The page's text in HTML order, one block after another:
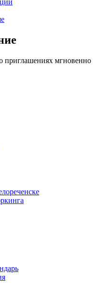
приглашениях мгновенно